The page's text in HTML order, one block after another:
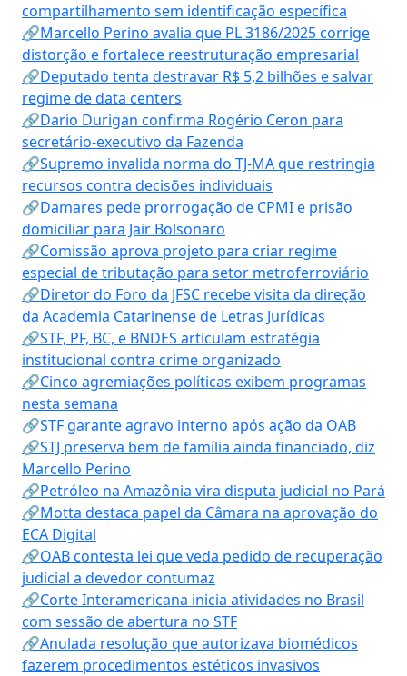
compartilhamento sem identificação específica
🔗Marcello Perino avalia que PL 3186/2025 corrige
distorção e fortalece reestruturação empresarial
🔗Deputado tenta destravar R$ 5,2 bilhões e salvar
regime de data centers
🔗Dario Durigan confirma Rogério Ceron para
secretário-executivo da Fazenda
🔗Supremo invalida norma do TJ-MA que restringia
recursos contra decisões individuais
🔗Damares pede prorrogação de CPMI e prisão
domiciliar para Jair Bolsonaro
🔗Comissão aprova projeto para criar regime
especial de tributação para setor metroferroviário
🔗Diretor do Foro da JFSC recebe visita da direção
da Academia Catarinense de Letras Jurídicas
🔗STF, PF, BC, e BNDES articulam estratégia
institucional contra crime organizado
🔗Cinco agremiações políticas exibem programas
nesta semana
🔗STF garante agravo interno após ação da OAB
🔗STJ preserva bem de família ainda financiado, diz
Marcello Perino
🔗Petróleo na Amazônia vira disputa judicial no Pará
🔗Motta destaca papel da Câmara na aprovação do
ECA Digital
🔗OAB contesta lei que veda pedido de recuperação
judicial a devedor contumaz
🔗Corte Interamericana inicia atividades no Brasil
com sessão de abertura no STF
🔗Anulada resolução que autorizava biomédicos
fazerem procedimentos estéticos invasivos